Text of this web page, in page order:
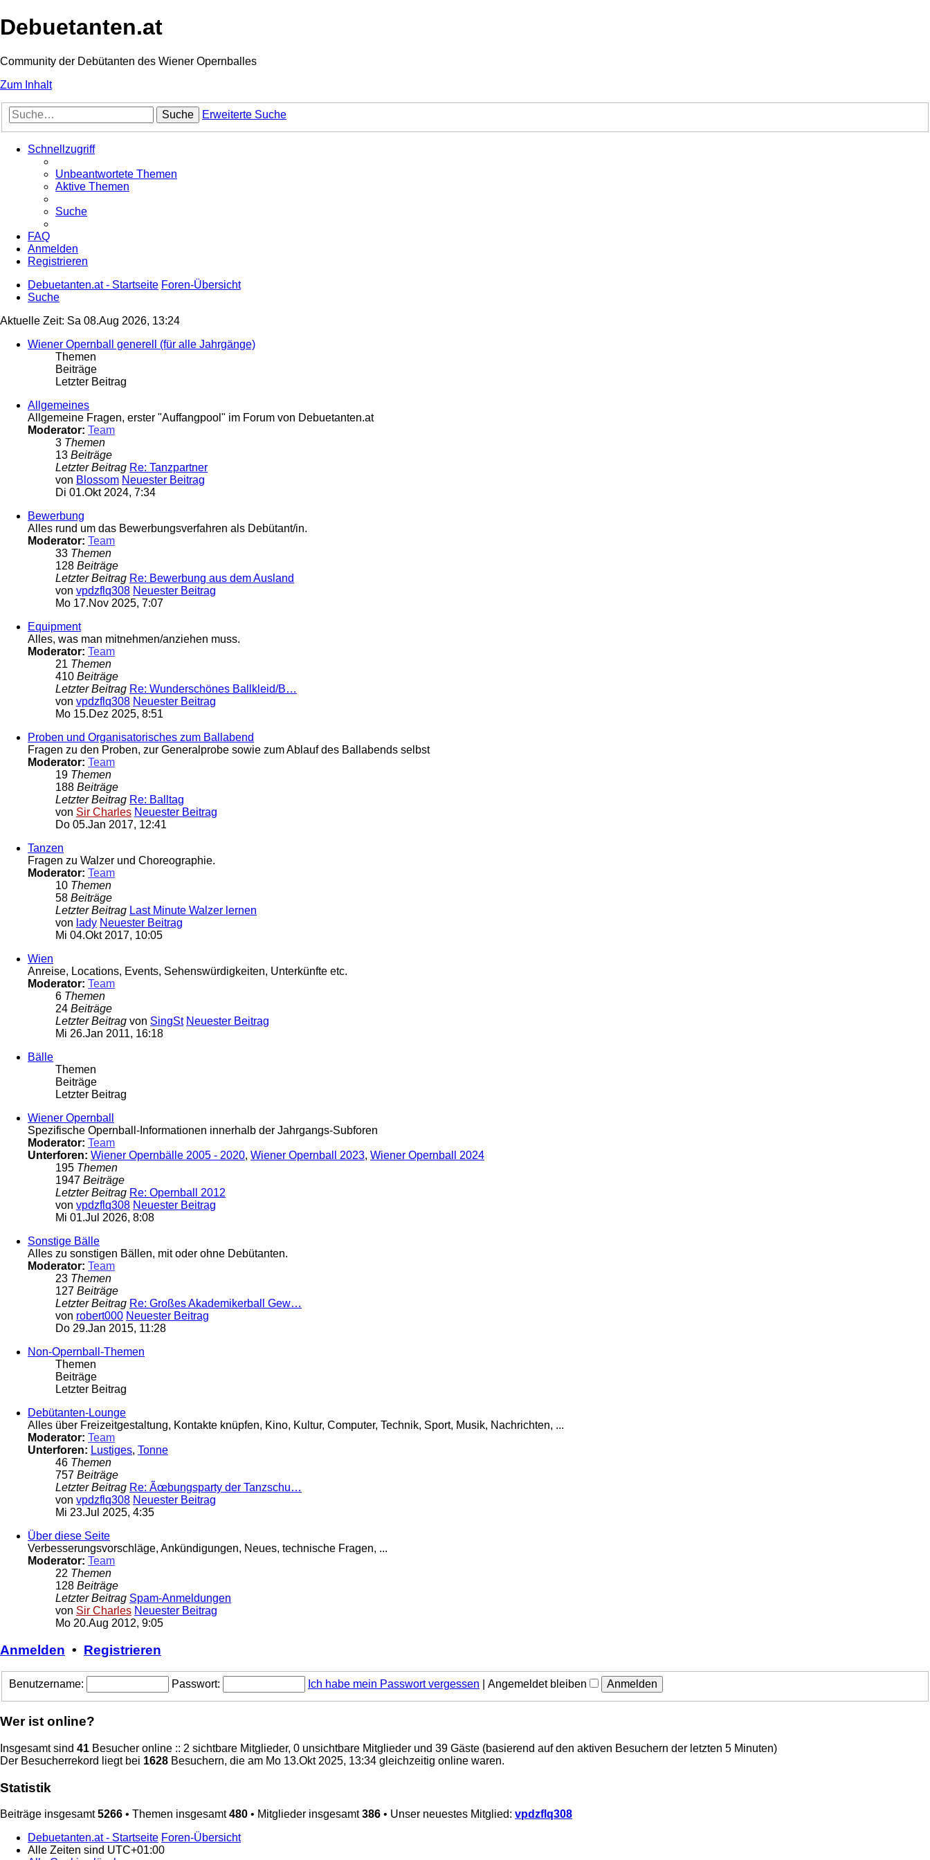
Debuetanten.at
Community der Debütanten des Wiener Opernballes
Zum Inhalt
Suche Erweiterte Suche
Schnellzugriff
Unbeantwortete Themen
Aktive Themen
Suche
FAQ
Anmelden
Registrieren
Debuetanten.at - Startseite Foren-Übersicht
Suche
Aktuelle Zeit: Sa 08.Aug 2026, 13:24
Wiener Opernball generell (für alle Jahrgänge)
Themen
Beiträge
Letzter Beitrag
Allgemeines
Allgemeine Fragen, erster "Auffangpool" im Forum von Debuetanten.at
Moderator: Team
3 Themen
13 Beiträge
Letzter Beitrag Re: Tanzpartner
von Blossom Neuester Beitrag
Di 01.Okt 2024, 7:34
Bewerbung
Alles rund um das Bewerbungsverfahren als Debütant/in.
Moderator: Team
33 Themen
128 Beiträge
Letzter Beitrag Re: Bewerbung aus dem Ausland
von vpdzflq308 Neuester Beitrag
Mo 17.Nov 2025, 7:07
Equipment
Alles, was man mitnehmen/anziehen muss.
Moderator: Team
21 Themen
410 Beiträge
Letzter Beitrag Re: Wunderschönes Ballkleid/B…
von vpdzflq308 Neuester Beitrag
Mo 15.Dez 2025, 8:51
Proben und Organisatorisches zum Ballabend
Fragen zu den Proben, zur Generalprobe sowie zum Ablauf des Ballabends selbst
Moderator: Team
19 Themen
188 Beiträge
Letzter Beitrag Re: Balltag
von Sir Charles Neuester Beitrag
Do 05.Jan 2017, 12:41
Tanzen
Fragen zu Walzer und Choreographie.
Moderator: Team
10 Themen
58 Beiträge
Letzter Beitrag Last Minute Walzer lernen
von lady Neuester Beitrag
Mi 04.Okt 2017, 10:05
Wien
Anreise, Locations, Events, Sehenswürdigkeiten, Unterkünfte etc.
Moderator: Team
6 Themen
24 Beiträge
Letzter Beitrag von SingSt Neuester Beitrag
Mi 26.Jan 2011, 16:18
Bälle
Themen
Beiträge
Letzter Beitrag
Wiener Opernball
Spezifische Opernball-Informationen innerhalb der Jahrgangs-Subforen
Moderator: Team
Unterforen: Wiener Opernbälle 2005 - 2020, Wiener Opernball 2023, Wiener Opernball 2024
195 Themen
1947 Beiträge
Letzter Beitrag Re: Opernball 2012
von vpdzflq308 Neuester Beitrag
Mi 01.Jul 2026, 8:08
Sonstige Bälle
Alles zu sonstigen Bällen, mit oder ohne Debütanten.
Moderator: Team
23 Themen
127 Beiträge
Letzter Beitrag Re: Großes Akademikerball Gew…
von robert000 Neuester Beitrag
Do 29.Jan 2015, 11:28
Non-Opernball-Themen
Themen
Beiträge
Letzter Beitrag
Debütanten-Lounge
Alles über Freizeitgestaltung, Kontakte knüpfen, Kino, Kultur, Computer, Technik, Sport, Musik, Nachrichten, ...
Moderator: Team
Unterforen: Lustiges, Tonne
46 Themen
757 Beiträge
Letzter Beitrag Re: Ãœbungsparty der Tanzschu…
von vpdzflq308 Neuester Beitrag
Mi 23.Jul 2025, 4:35
Über diese Seite
Verbesserungsvorschläge, Ankündigungen, Neues, technische Fragen, ...
Moderator: Team
22 Themen
128 Beiträge
Letzter Beitrag Spam-Anmeldungen
von Sir Charles Neuester Beitrag
Mo 20.Aug 2012, 9:05
Anmelden • Registrieren
Benutzername: Passwort: Ich habe mein Passwort vergessen Angemeldet bleiben
Wer ist online?
Insgesamt sind 41 Besucher online :: 2 sichtbare Mitglieder, 0 unsichtbare Mitglieder und 39 Gäste (basierend auf den aktiven Besuchern der letzten 5 Minuten)
Der Besucherrekord liegt bei 1628 Besuchern, die am Mo 13.Okt 2025, 13:34 gleichzeitig online waren.
Statistik
Beiträge insgesamt5266 • Themen insgesamt480 • Mitglieder insgesamt386 • Unser neuestes Mitglied: vpdzflq308
Debuetanten.at - Startseite Foren-Übersicht
Alle Zeiten sind UTC+01:00